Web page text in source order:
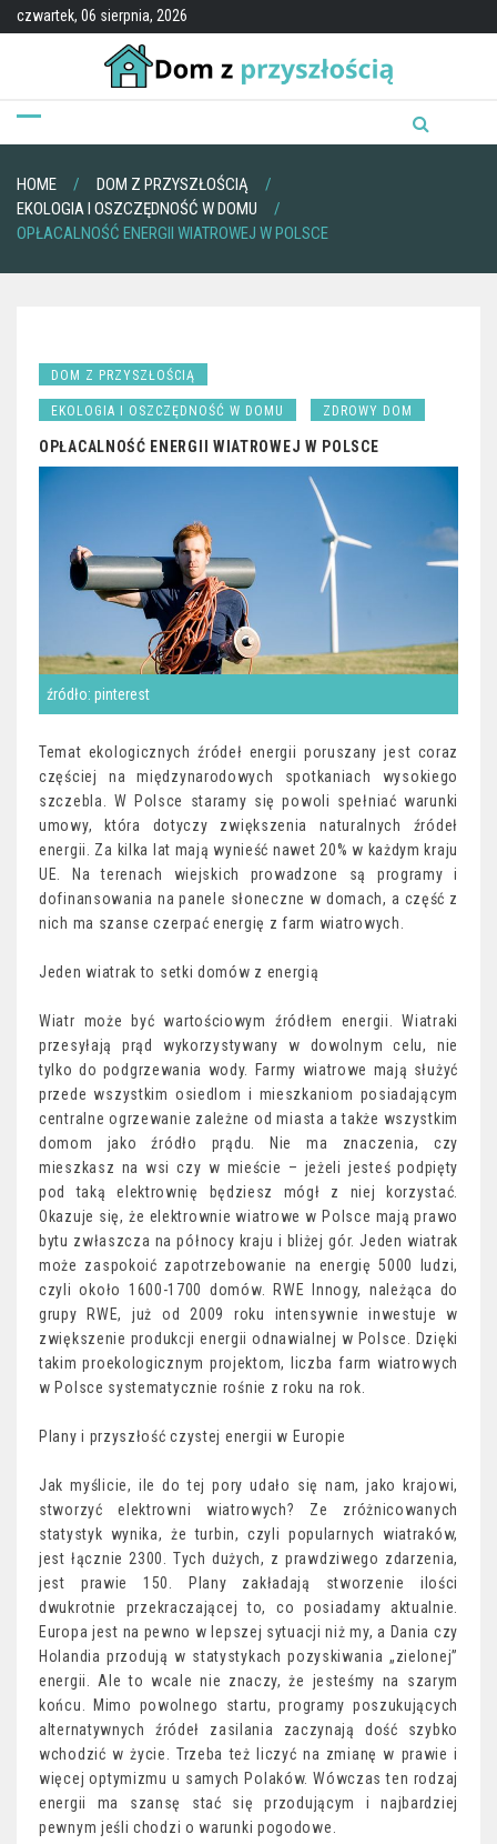
czwartek, 06 sierpnia, 2026
HOME
DOM Z PRZYSZŁOŚCIĄ
EKOLOGIA I OSZCZĘDNOŚĆ W DOMU
OPŁACALNOŚĆ ENERGII WIATROWEJ W POLSCE
DOM Z PRZYSZŁOŚCIĄ
EKOLOGIA I OSZCZĘDNOŚĆ W DOMU ZDROWY DOM
OPŁACALNOŚĆ ENERGII WIATROWEJ W POLSCE
źródło: pinterest
Temat ekologicznych źródeł energii poruszany jest coraz
częściej na międzynarodowych spotkaniach wysokiego
szczebla. W Polsce staramy się powoli spełniać warunki
umowy, która dotyczy zwiększenia naturalnych źródeł
energii. Za kilka lat mają wynieść nawet 20% w każdym kraju
UE. Na terenach wiejskich prowadzone są programy i
dofinansowania na panele słoneczne w domach, a część z
nich ma szanse czerpać energię z farm wiatrowych.
Jeden wiatrak to setki domów z energią
Wiatr może być wartościowym źródłem energii. Wiatraki
przesyłają prąd wykorzystywany w dowolnym celu, nie
tylko do podgrzewania wody. Farmy wiatrowe mają służyć
przede wszystkim osiedlom i mieszkaniom posiadającym
centralne ogrzewanie zależne od miasta a także wszystkim
domom jako źródło prądu. Nie ma znaczenia, czy
mieszkasz na wsi czy w mieście – jeżeli jesteś podpięty
pod taką elektrownię będziesz mógł z niej korzystać.
Okazuje się, że elektrownie wiatrowe w Polsce mają prawo
bytu zwłaszcza na północy kraju i bliżej gór. Jeden wiatrak
może zaspokoić zapotrzebowanie na energię 5000 ludzi,
czyli około 1600-1700 domów. RWE Innogy, należąca do
grupy RWE, już od 2009 roku intensywnie inwestuje w
zwiększenie produkcji energii odnawialnej w Polsce. Dzięki
takim proekologicznym projektom, liczba farm wiatrowych
w Polsce systematycznie rośnie z roku na rok.
Plany i przyszłość czystej energii w Europie
Jak myślicie, ile do tej pory udało się nam, jako krajowi,
stworzyć elektrowni wiatrowych? Ze zróżnicowanych
statystyk wynika, że turbin, czyli popularnych wiatraków,
jest łącznie 2300. Tych dużych, z prawdziwego zdarzenia,
jest prawie 150. Plany zakładają stworzenie ilości
dwukrotnie przekraczającej to, co posiadamy aktualnie.
Europa jest na pewno w lepszej sytuacji niż my, a Dania czy
Holandia przodują w statystykach pozyskiwania „zielonej”
energii. Ale to wcale nie znaczy, że jesteśmy na szarym
końcu. Mimo powolnego startu, programy poszukujących
alternatywnych źródeł zasilania zaczynają dość szybko
wchodzić w życie. Trzeba też liczyć na zmianę w prawie i
więcej optymizmu u samych Polaków. Wówczas ten rodzaj
energii ma szansę stać się przodującym i najbardziej
pewnym jeśli chodzi o warunki pogodowe.